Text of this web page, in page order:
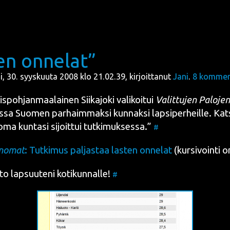
onnelat”
30. syyskuuta 2008 klo 21.02.39, kirjoittanut Jani. 8
Sii­ka­jo­ki vali­koi­tui Valit­tu­jen Palo­jen
Suo­men par­haim­mak­si kun­nak­si lap­si­per­heil­le.
kun­ta­si sijoit­tui tut­ki­muk­ses­sa.” #
: Tut­ki­mus pal­jas­taa las­ten onne­lat (kur­si­voin­ti
lap­suu­te­ni koti­kun­nal­le! #